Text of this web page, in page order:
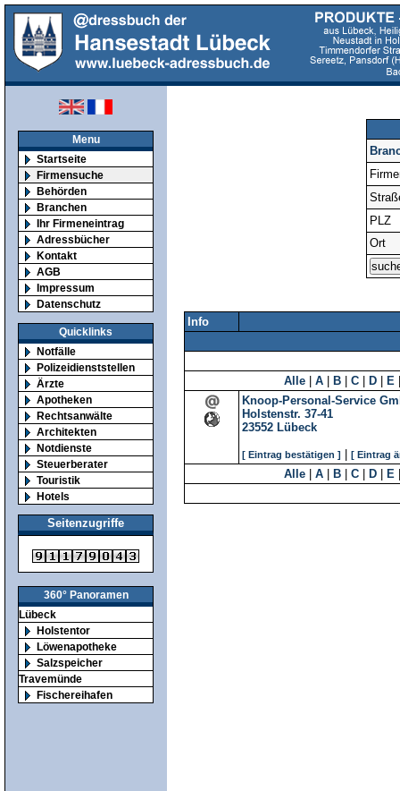
Menu
Startseite
Firmensuche
Behörden
Branchen
Ihr Firmeneintrag
Adressbücher
Kontakt
AGB
Impressum
Datenschutz
Quicklinks
Notfälle
Polizeidienststellen
Ärzte
Apotheken
Rechtsanwälte
Architekten
Notdienste
Steuerberater
Touristik
Hotels
Seitenzugriffe
360° Panoramen
Lübeck
Holstentor
Löwenapotheke
Salzspeicher
Travemünde
Fischereihafen
PLZ
Ort
Info
Alle A B C D E
Knoop-Personal-Service
Holstenstr. 37-41
23552 Lübeck
[ Eintrag bestätigen ] [ Eintrag
Alle A B C D E